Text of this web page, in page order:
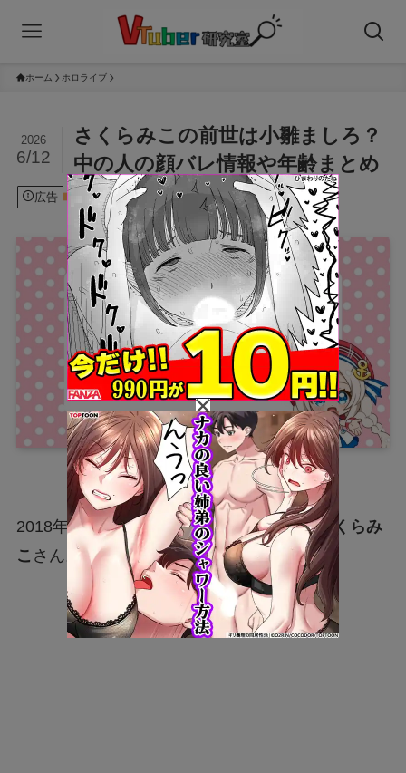
ホーム ホロライブ
さくらみこの前世は小雛ましろ？
中の人の顔バレ情報や年齢まとめ
2026
6/12
広告 ホロライブ 2026年6月12日
2018年12月25日にホロライブに加入したさくらみ
こ さん。